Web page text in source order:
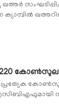
ക്യാമ്പില്‍
220